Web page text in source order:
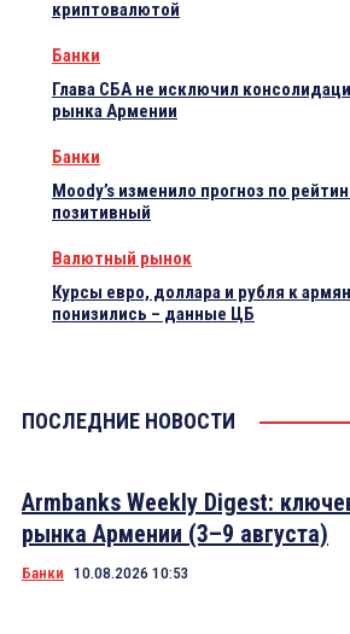
криптовалютой
Банки
Глава СБА не исключил
рынка Армении
Банки
Moody’s изменило прогноз по
позитивный
Валютный рынок
Курсы евро, доллара и рубля к
понизились – данные ЦБ
ПОСЛЕДНИЕ НОВОСТИ
Armbanks Weekly Digest:
рынка Армении (3–9 августа)
Банки 10.08.2026 10:53